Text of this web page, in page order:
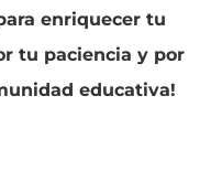
enriquecer tu
tu paciencia y por
educativa!